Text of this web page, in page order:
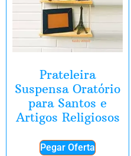
Prateleira
Suspensa Oratório
para Santos e
Artigos Religiosos
Pegar Oferta